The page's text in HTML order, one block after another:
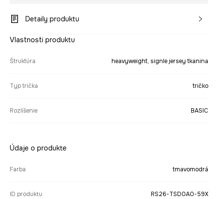
Detaily produktu
Vlastnosti produktu
Štruktúra heavyweight, signle jersey tkanina
Typ trička tričko
Rozlíšenie BASIC
Údaje o produkte
Farba tmavomodrá
ID produktu RS26-TSD0A0-59X